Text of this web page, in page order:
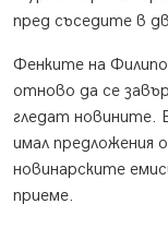
пред съседите в
Фенките на
отново да се
гледат
имал предложения
новинарските
приеме.